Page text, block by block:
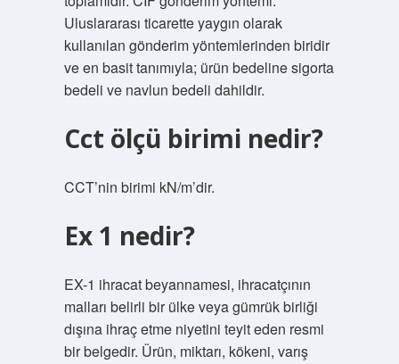
Uluslararası ticarette yaygın olarak
kullanılan gönderim yöntemlerinden biridir
ve en basit tanımıyla; ürün bedeline sigorta
bedeli ve navlun bedeli dahildir.
Cct ölçü birimi nedir?
CCT’nin birimi kN/m’dir.
Ex 1 nedir?
EX-1 ihracat beyannamesi, ihracatçının
malları belirli bir ülke veya gümrük birliği
dışına ihraç etme niyetini teyit eden resmi
bir belgedir. Ürün, miktarı, kökeni, varış